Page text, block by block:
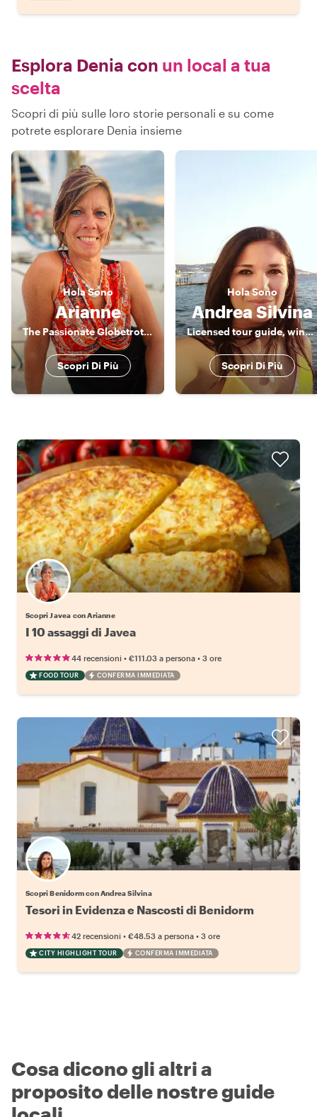
Esplora Denia con un local a tua
scelta
Scopri di più sulle loro storie personali e su come
potrete esplorare Denia insieme
HolaSono
Arianne
The Passionate Globetrotter
Scopri Di Più
HolaSono
Andrea Silvina
Licensed tour guide, wine lover & foodie
Scopri Di Più
Scopri Javea con Arianne
I 10 assaggi di Javea
44 recensioni • €111.03 a persona • 3 ore
FOOD TOUR CONFERMA IMMEDIATA
Scopri Benidorm con Andrea Silvina
Tesori in Evidenza e Nascosti di Benidorm
42 recensioni • €48.53 a persona • 3 ore
CITY HIGHLIGHT TOUR CONFERMA IMMEDIATA
Cosa dicono gli altri a
proposito delle nostre guide